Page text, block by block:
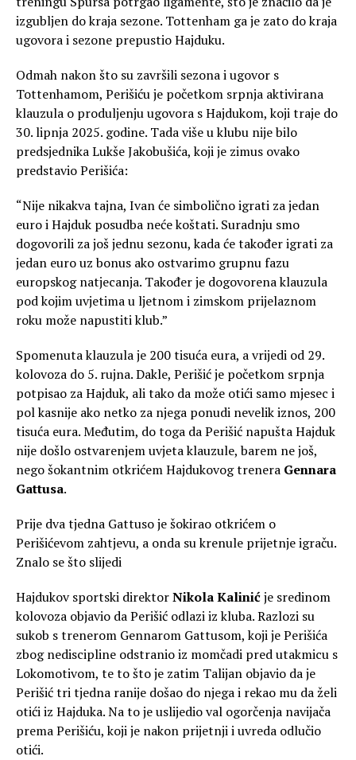
izgubljen do kraja sezone. Tottenham ga je zato do kraja
ugovora i sezone prepustio Hajduku.
Odmah nakon što su završili sezona i ugovor s
Tottenhamom, Perišiću je početkom srpnja aktivirana
klauzula o produljenju ugovora s Hajdukom, koji traje do
30. lipnja 2025. godine. Tada više u klubu nije bilo
predsjednika Lukše Jakobušića, koji je zimus ovako
predstavio Perišića:
“Nije nikakva tajna, Ivan će simbolično igrati za jedan
euro i Hajduk posudba neće koštati. Suradnju smo
dogovorili za još jednu sezonu, kada će također igrati za
jedan euro uz bonus ako ostvarimo grupnu fazu
europskog natjecanja. Također je dogovorena klauzula
pod kojim uvjetima u ljetnom i zimskom prijelaznom
roku može napustiti klub.”
Spomenuta klauzula je 200 tisuća eura, a vrijedi od 29.
kolovoza do 5. rujna. Dakle, Perišić je početkom srpnja
potpisao za Hajduk, ali tako da može otići samo mjesec i
pol kasnije ako netko za njega ponudi nevelik iznos, 200
tisuća eura. Međutim, do toga da Perišić napušta Hajduk
nije došlo ostvarenjem uvjeta klauzule, barem ne još,
nego šokantnim otkrićem Hajdukovog trenera Gennara
Gattusa.
Prije dva tjedna Gattuso je šokirao otkrićem o
Perišićevom zahtjevu, a onda su krenule prijetnje igraču.
Znalo se što slijedi
Hajdukov sportski direktorNikola Kalinićje sredinom
kolovoza objavio da Perišić odlazi iz kluba. Razlozi su
sukob s trenerom Gennarom Gattusom, koji je Perišića
zbog nediscipline odstranio iz momčadi pred utakmicu s
Lokomotivom, te to što je zatim Talijan objavio da je
Perišić tri tjedna ranije došao do njega i rekao mu da želi
otići iz Hajduka. Na to je uslijedio val ogorčenja navijača
prema Perišiću, koji je nakon prijetnji i uvreda odlučio
otići.